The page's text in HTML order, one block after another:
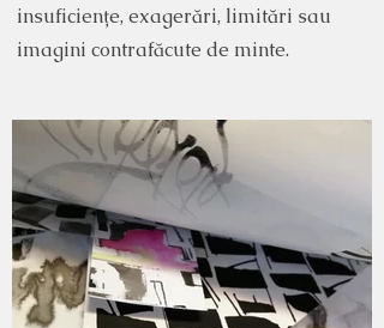
insuficiențe, exagerări, limitări sau
imagini contrafăcute de minte.